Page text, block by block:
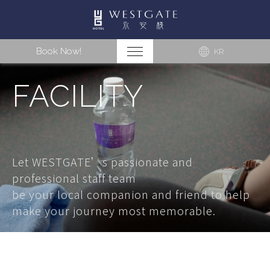
FACILITY
Let WESTGATE’s passionate and
professional staff team
be your local companion and friend to help
make your journey most memorable.
Book Now! KR